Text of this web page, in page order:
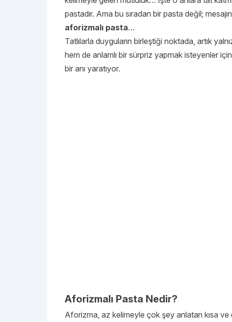
pastadır. Ama bu sıradan bir pasta değil;
aforizmalı pasta…
Tatlılarla duyguların birleştiği noktada, artık
hem de anlamlı bir sürpriz yapmak isteyenler
bir anı yaratıyor.
Aforizmalı Pasta Nedir?
Aforizma, az kelimeyle çok şey anlatan kısa